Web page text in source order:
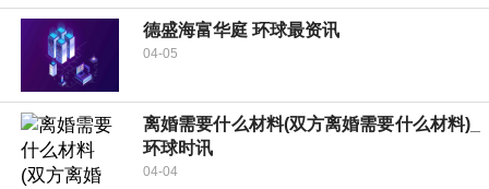
德盛海富华庭 环球最资讯
04-05
离婚需要什么材料(双方离婚需要什么材料)_
环球时讯
04-04